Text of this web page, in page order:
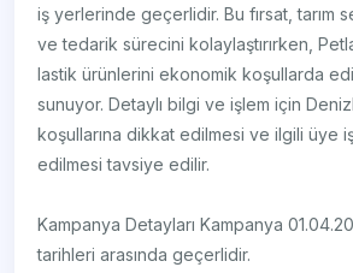
iş yerlerinde geçerlidir. Bu fırsat, tarım
ve tedarik sürecini kolaylaştırırken,
lastik ürünlerini ekonomik koşullarda
sunuyor. Detaylı bilgi ve işlem için
koşullarına dikkat edilmesi ve ilgili üye
edilmesi tavsiye edilir.
Kampanya Detayları Kampanya
tarihleri arasında geçerlidir.